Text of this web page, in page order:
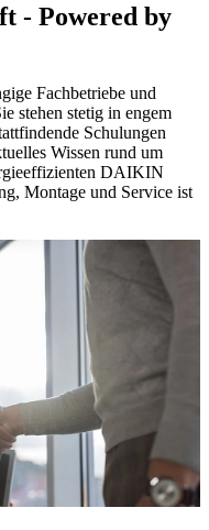
- Powered by
Fachbetriebe und
stehen stetig in engem
Schulungen
Wissen rund um
DAIKIN
Montage und Service ist